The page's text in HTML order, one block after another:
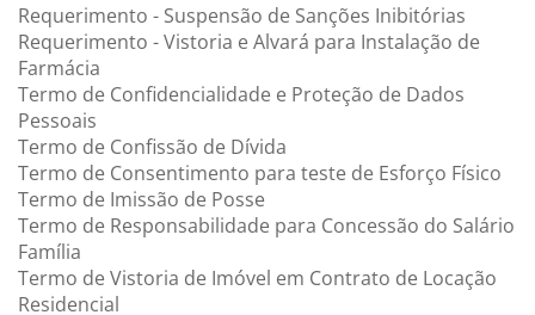
Requerimento - Suspensão de Sanções Inibitórias
Requerimento - Vistoria e Alvará para Instalação de
Farmácia
Termo de Confidencialidade e Proteção de Dados
Pessoais
Termo de Confissão de Dívida
Termo de Consentimento para teste de Esforço Físico
Termo de Imissão de Posse
Termo de Responsabilidade para Concessão do Salário
Família
Termo de Vistoria de Imóvel em Contrato de Locação
Residencial